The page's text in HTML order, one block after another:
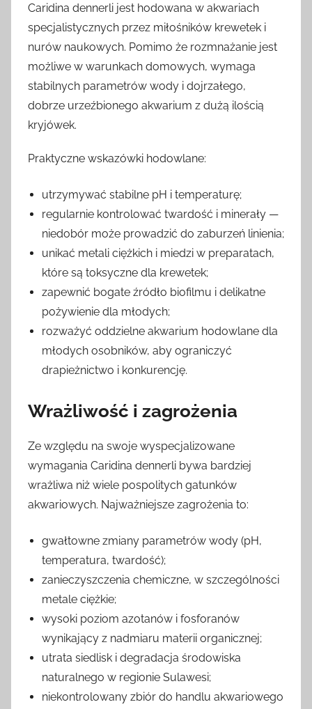
Caridina dennerli jest hodowana w akwariach
specjalistycznych przez miłośników krewetek i
nurów naukowych. Pomimo że rozmnażanie jest
możliwe w warunkach domowych, wymaga
stabilnych parametrów wody i dojrzałego,
dobrze urzeźbionego akwarium z dużą ilością
kryjówek.
Praktyczne wskazówki hodowlane:
utrzymywać stabilne pH i temperaturę;
regularnie kontrolować twardość i minerały —
niedobór może prowadzić do zaburzeń linienia;
unikać metali ciężkich i miedzi w preparatach,
które są toksyczne dla krewetek;
zapewnić bogate źródło biofilmu i delikatne
pożywienie dla młodych;
rozważyć oddzielne akwarium hodowlane dla
młodych osobników, aby ograniczyć
drapieżnictwo i konkurencję.
Wrażliwość i zagrożenia
Ze względu na swoje wyspecjalizowane
wymagania Caridina dennerli bywa bardziej
wrażliwa niż wiele pospolitych gatunków
akwariowych. Najważniejsze zagrożenia to:
gwałtowne zmiany parametrów wody (pH,
temperatura, twardość);
zanieczyszczenia chemiczne, w szczególności
metale ciężkie;
wysoki poziom azotanów i fosforanów
wynikający z nadmiaru materii organicznej;
utrata siedlisk i degradacja środowiska
naturalnego w regionie Sulawesi;
niekontrolowany zbiór do handlu akwariowego